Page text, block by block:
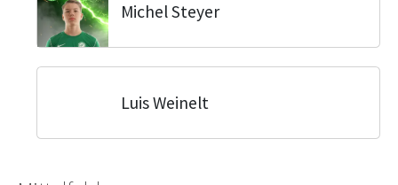
Michel Steyer
Luis Weinelt